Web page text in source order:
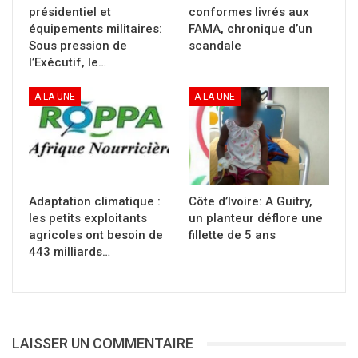
président IBK et plusieurs généraux tous cités
dans le scandale des avions militaires cloués
au sol. Il s’agit des généraux Souleymane
Bamba, Moustapha Drabo, Oumar Ndaou,
Bemba Moussa Keita, Salif Traoré, Moussa
Diawara, Ibrahima FANE et Abdoulaye
Coulibaly .Les discussions ont tourné autour
du dossier des avions militaires et de la
stratégie à adopter pour contrer le procureur
Kassogué.
DEUX OPTIONS SUR LA TABLE: PROVOQUER
présidentiel et
équipements militaires:
Sous pression de
l’Exécutif, le…
conformes livrés aux
FAMA, chronique d’un
scandale
A LA UNE
Adaptation climatique :
les petits exploitants
agricoles ont besoin de
443 milliards…
A LA UNE
Côte d’Ivoire: A Guitry,
un planteur déflore une
fillette de 5 ans
LAISSER UN COMMENTAIRE